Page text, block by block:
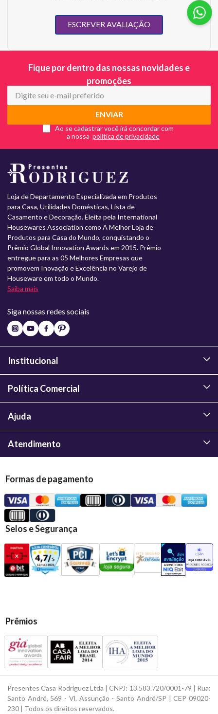
ESCREVER AVALIAÇÃO
Fique por dentro das nossas novidades e
promoções
ENVIAR
Ao se cadastrar você irá concordar com
a nossa
Loja de Departamento Especializada em Produtos
para Casa, Utilidades Domésticas, Lista de
Casamento e Decoração. Eleita pela International
Housewares Association como A Melhor Loja de
Produtos para Casa do Mundo, conquistando o
Prêmio Global Innovation Awards em 2015. Prêmio
entregue para as 05 Melhores Empresas que
promovem Inovação e Excelência no Varejo de
Houseware em todo o Mundo.
Saiba mais
Siga nossas redes sociais
Institucional
Política Comercial
Ajuda
Atendimento
Formas de pagamento
Selos e Segurança
Prêmios
Presentes Casa Rodriguez Ltda | CNPJ: 13.583.720/0001-79 | Rua:
Santo André, 569 - Vl. Assunção - Santo André/SP | CEP 09020-
230 | Todos os direitos reservados.